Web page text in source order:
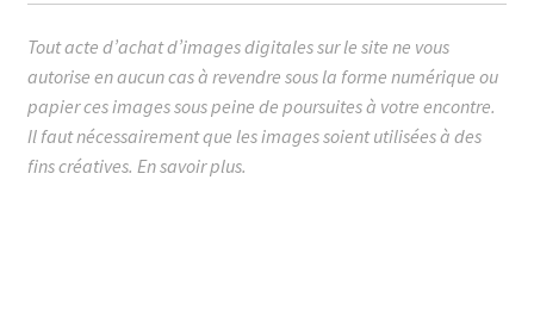
Tout acte d’achat d’images digitales sur le site ne vous
autorise en aucun cas à revendre sous la forme numérique ou
papier ces images sous peine de poursuites à votre encontre.
Il faut nécessairement que les images soient utilisées à des
fins créatives. En savoir plus.